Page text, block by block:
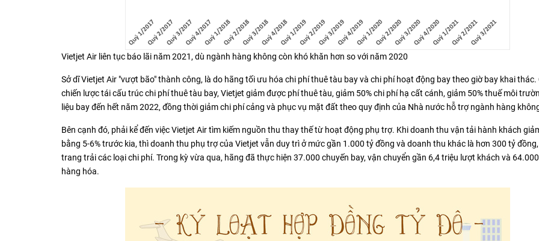
Vietjet Air liên tục báo lãi năm 2021, dù ngành hàng không còn khó khăn hơn so với năm 2020
Sở dĩ Vietjet Air "vượt bão" thành công, là do hãng tối ưu hóa chi phí thuê tàu bay và chi phí hoạt động bay theo giờ bay khai thác.
chiến lược tái cấu trúc chi phí thuê tàu bay, Vietjet giảm được phí thuê tàu, giảm 50% chi phí hạ cất cánh, giảm 50% thuế môi
liệu bay đến hết năm 2022, đồng thời giảm chi phí cảng và phục vụ mặt đất theo quy định của Nhà nước hỗ trợ ngành hàng
Bên cạnh đó, phải kể đến việc Vietjet Air tìm kiếm nguồn thu thay thế từ hoạt động phụ trợ. Khi doanh thu vận tải hành khách
bằng 5-6% trước kia, thì doanh thu phụ trợ của Vietjet vẫn duy trì ở mức gần 1.000 tỷ đồng và doanh thu khác là hơn 300 tỷ
trang trải các loại chi phí. Trong kỳ vừa qua, hãng đã thực hiện 37.000 chuyến bay, vận chuyển gần 6,4 triệu lượt khách và
hàng hóa.